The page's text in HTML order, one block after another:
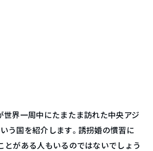
世界一周中にたまたま訪れた中央アジ
う国を紹介します。誘拐婚の慣習に
とがある人もいるのではないでしょう